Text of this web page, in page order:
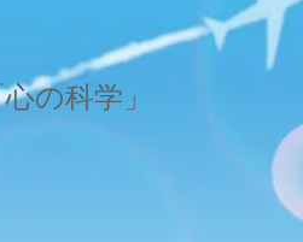
の科学」